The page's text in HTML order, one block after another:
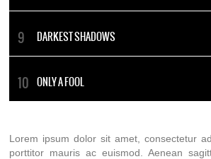
DARKEST SHADOWS
ONLY A FOOL
Lorem ipsum dolor sit amet, consectetur
porttitor mauris ac euismod. Aenean